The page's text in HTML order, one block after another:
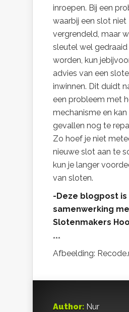
inroepen. Bij een
waarbij een slot niet
vergrendeld, maar
sleutel wel gedraaid
worden, kun
advies van een
inwinnen. Dit duidt
een probleem met
mechanisme en
gevallen nog te
Zo hoef je niet
nieuwe slot aan te
kun je langer
van sloten.
-Deze blogpost is
samenwerking
Slotenmakers
***
Afbeelding:
Author: Nur